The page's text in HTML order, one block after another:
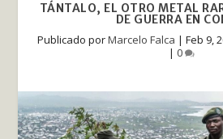
TÁNTALO, EL OTRO METAL
DE GUERRA EN
Publicado porMarcelo Falca | Feb 9,
| 0